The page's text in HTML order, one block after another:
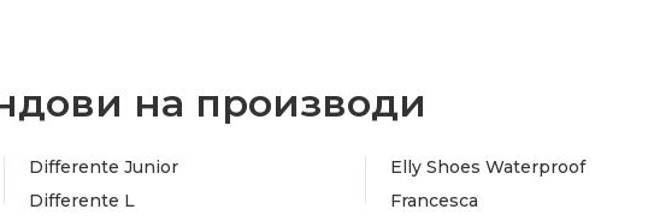
на производи
Differente Junior
Differente L
Elly Shoes Waterproof
Francesca